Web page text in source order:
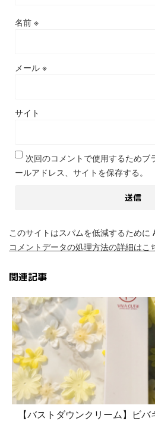
名前 ※
メール ※
サイト
次回のコメントで使用するためブ
ールアドレス、サイトを保存する。
このサイトはスパムを低減するために
コメントデータの処理方法の詳細はこ
関連記事
【バストダウンクリーム】ビ